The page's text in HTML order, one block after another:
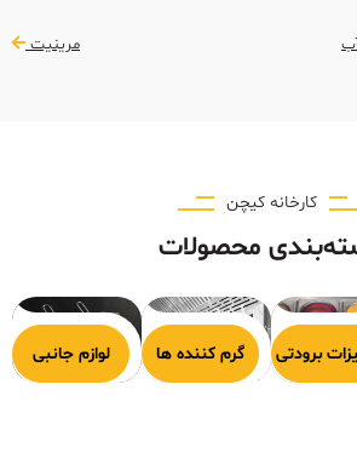
مرینیت
کارخانه کیچن
محصولات
برودتی گرم کننده ها لوازم جانبی